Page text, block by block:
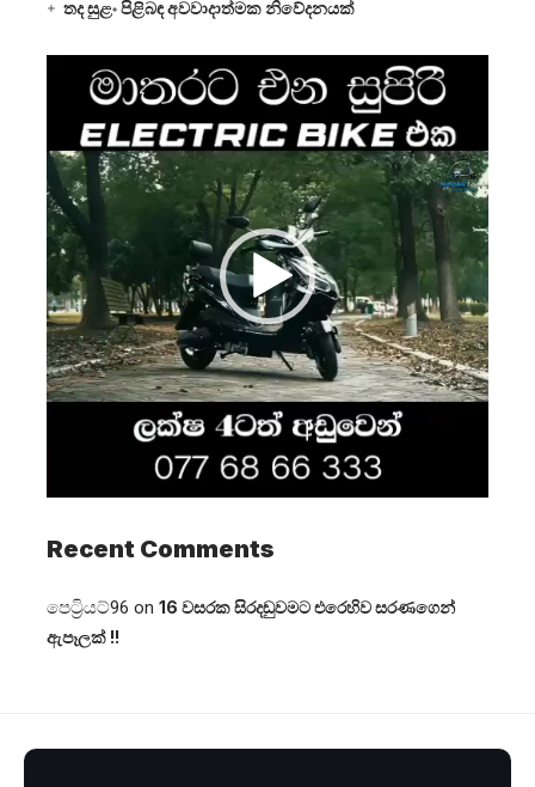
තද සුළං පිළිබඳ අවවාදාත්මක නිවේදනයක්
Player
Recent Comments
පෙට්‍රියට්96 on 16 වසරක සිරදඬුවමට එරෙහිව සරණගෙන්
ඇපෑලක් !!